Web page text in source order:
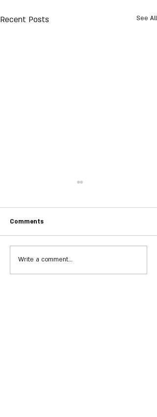
Recent Posts See All
כתבה בעיתון ירוק - פעילות
פסח 2019
Comments
Write a comment...